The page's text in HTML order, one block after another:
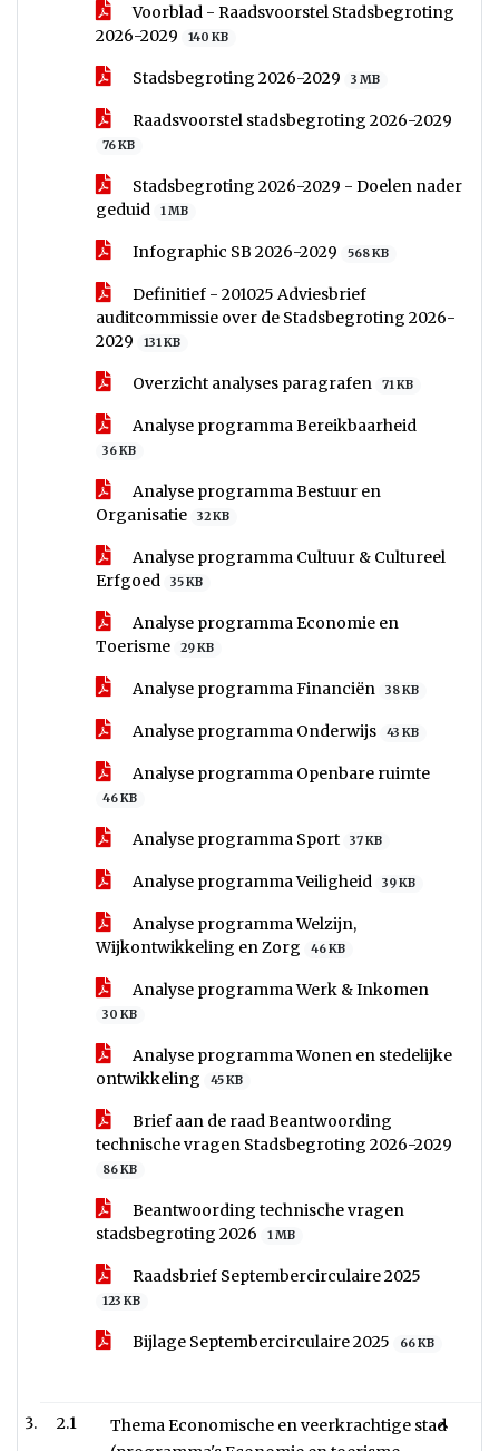
Voorblad - Raadsvoorstel Stadsbegroting
2026-2029
140 KB
Stadsbegroting 2026-2029 3 MB
Raadsvoorstel stadsbegroting 2026-2029
76 KB
Stadsbegroting 2026-2029 - Doelen nader
geduid
1 MB
Infographic SB 2026-2029 568 KB
Definitief - 201025 Adviesbrief
auditcommissie over de Stadsbegroting 2026-
2029
131 KB
Overzicht analyses paragrafen 71 KB
Analyse programma Bereikbaarheid
36 KB
Analyse programma Bestuur en
Organisatie
32 KB
Analyse programma Cultuur & Cultureel
Erfgoed
35 KB
Analyse programma Economie en
Toerisme
29 KB
Analyse programma Financiën 38 KB
Analyse programma Onderwijs 43 KB
Analyse programma Openbare ruimte
46 KB
Analyse programma Sport 37 KB
Analyse programma Veiligheid 39 KB
Analyse programma Welzijn,
Wijkontwikkeling en Zorg
46 KB
Analyse programma Werk & Inkomen
30 KB
Analyse programma Wonen en stedelijke
ontwikkeling
45 KB
Brief aan de raad Beantwoording
technische vragen Stadsbegroting 2026-2029
86 KB
Beantwoording technische vragen
stadsbegroting 2026
1 MB
Raadsbrief Septembercirculaire 2025
123 KB
Bijlage Septembercirculaire 2025 66 KB
2.1
Thema Economische en veerkrachtige stad